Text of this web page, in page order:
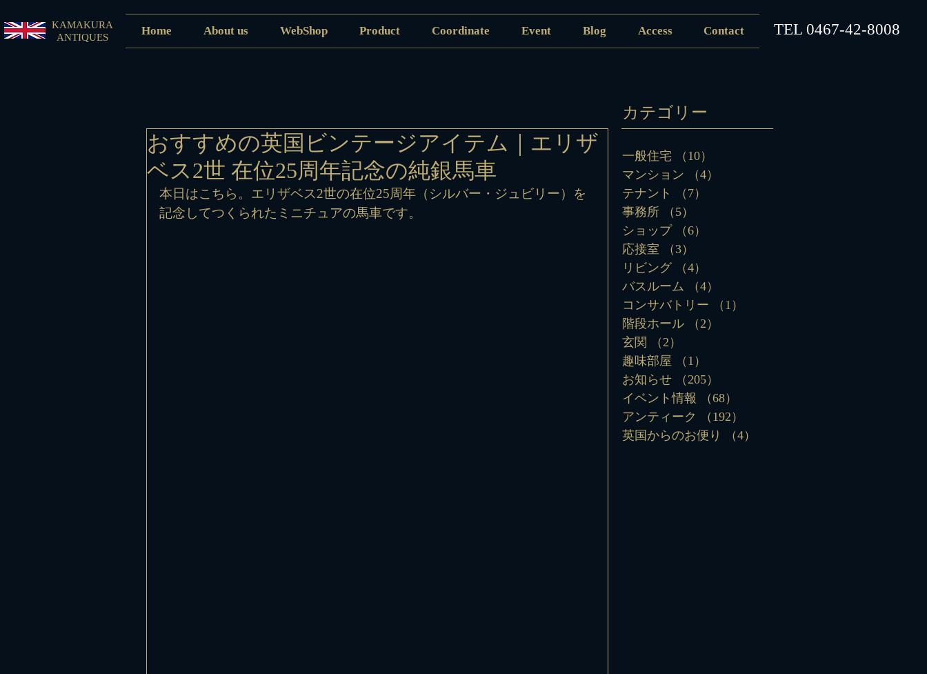
KAMAKURA
ANTIQUES
Home About us WebShop Product Coordinate Event Blog Access Contact ​TEL 0467-42-8008
おすすめの英国ビンテージアイテム｜エリザ
ベス2世 在位25周年記念の純銀馬車
本日はこちら。エリザベス2世の在位25周年（シルバー・ジュビリー）を
記念してつくられたミニチュアの馬車です。
カテゴリー
一般住宅 （10）
マンション
（4）
テナント
（7）
事務所
（5）
ショップ
（6）
応接室
（3）
リビング
（4）
バスルーム
（4）
コンサバトリー
（1）
階段ホール
（2）
玄関
（2）
趣味部屋
（1）
お知らせ
（205）
イベント情報
（68）
アンティーク
（192）
英国からのお便り
（4）